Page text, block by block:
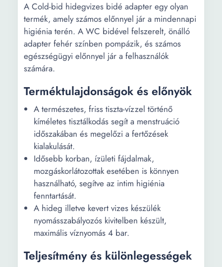
A Cold-bid hidegvizes bidé adapter egy olyan
termék, amely számos előnnyel jár a mindennapi
higiénia terén. A WC bidével felszerelt, önálló
adapter fehér színben pompázik, és számos
egészségügyi előnnyel jár a felhasználók
számára.
Terméktulajdonságok és előnyök
A természetes, friss tiszta-vízzel történő
kíméletes tisztálkodás segít a menstruáció
időszakában és megelőzi a fertőzések
kialakulását.
Idősebb korban, ízületi fájdalmak,
mozgáskorlátozottak esetében is könnyen
használható, segítve az intim higiénia
fenntartását.
A hideg illetve kevert vizes készülék
nyomásszabályozós kivitelben készült,
maximális víznyomás 4 bar.
Teljesítmény és különlegességek